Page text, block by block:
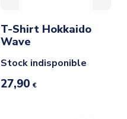
T-Shirt Hokkaido
Wave
Stock indisponible
27,90 €